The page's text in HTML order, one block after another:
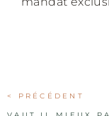
< PRÉCÉDENT